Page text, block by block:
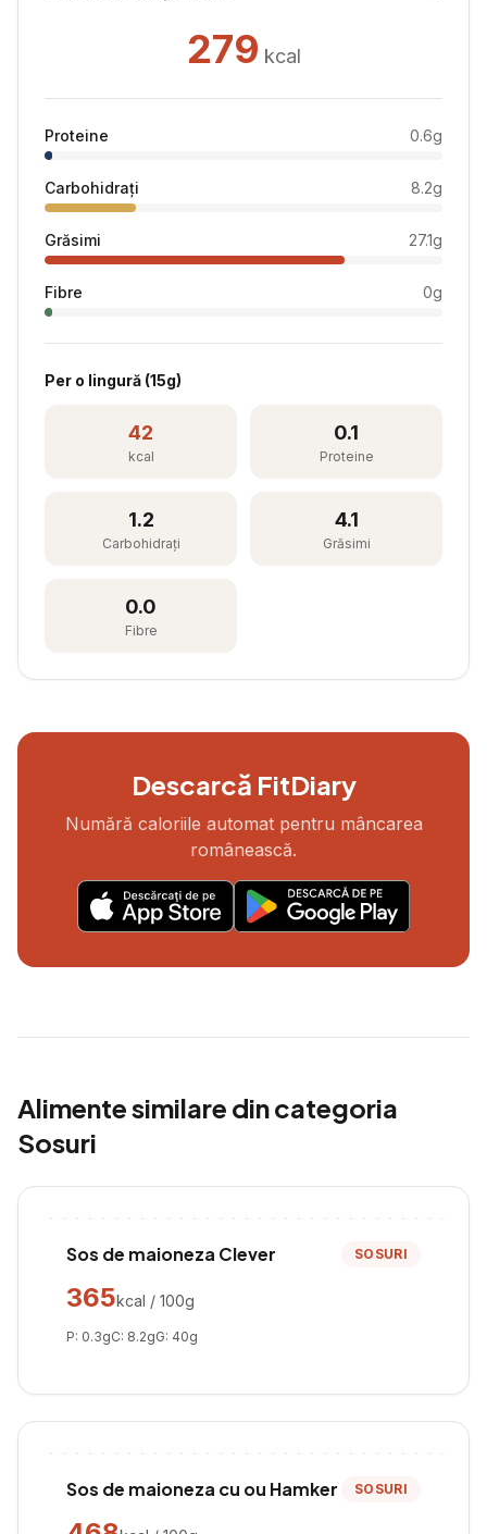
279 kcal
Proteine 0.6g
Carbohidrați 8.2g
Grăsimi 27.1g
Fibre 0g
Per o lingură (15g)
42
kcal
0.1
Proteine
1.2
Carbohidrați
4.1
Grăsimi
0.0
Fibre
Descarcă FitDiary
Numără caloriile automat pentru mâncarea
românească.
Alimente similare din categoria
Sosuri
Sos de maioneza Clever SOSURI
365kcal / 100g
P: 0.3gC: 8.2gG: 40g
Sos de maioneza cu ou Hamker SOSURI